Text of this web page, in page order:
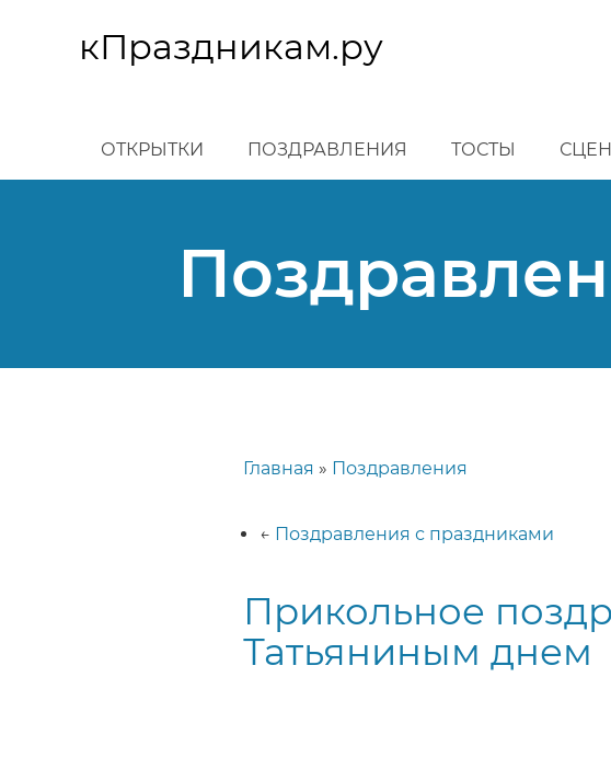
основномукПраздникам.ру
ОТКРЫТКИ ПОЗДРАВЛЕНИЯ ТОСТЫ
навигации
Главная Поздравления
← Поздравления с праздниками
Прикольное
Татьяниным днем